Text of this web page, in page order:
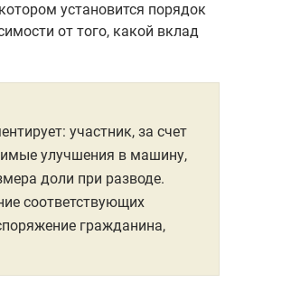
установится порядок
от того, какой вклад
участник, за счет
улучшения в машину,
доли при разводе.
соответствующих
гражданина,